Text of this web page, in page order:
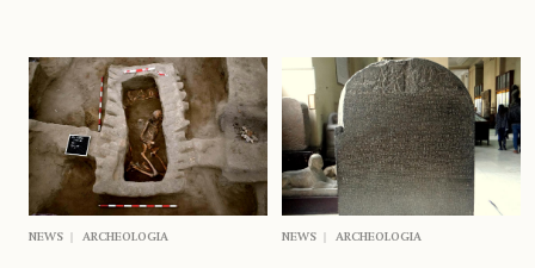
NEWS ARCHEOLOGIA NEWS ARCHEOLOGIA